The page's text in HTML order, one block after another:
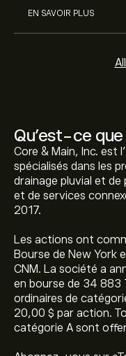
Qu’est-ce que
Core & Main, Inc. est
spécialisés dans les
drainage pluvial et
et de services
2017.
Les actions ont
Bourse de New York
CNM. La société a
en bourse de 34 883
ordinaires de
20,00 $ par action.
catégorie A sont
EN SAVOIR PLUS
Le prix actuel de